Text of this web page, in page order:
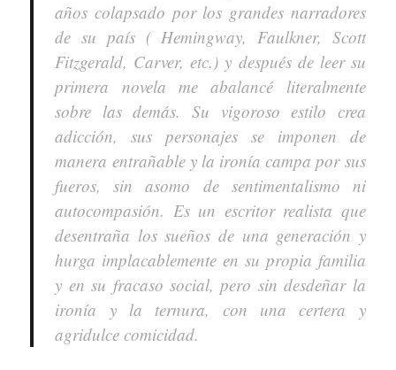
años colapsado por los grandes narradores
de su país ( Hemingway, Faulkner, Scott
Fitzgerald, Carver, etc.) y después de leer su
primera novela me abalancé literalmente
sobre las demás. Su vigoroso estilo crea
adicción, sus personajes se imponen de
manera entrañable y la ironía campa por sus
fueros, sin asomo de sentimentalismo ni
autocompasión. Es un escritor realista que
desentraña los sueños de una generación y
hurga implacablemente en su propia familia
y en su fracaso social, pero sin desdeñar la
ironía y la ternura, con una certera y
agridulce comicidad.